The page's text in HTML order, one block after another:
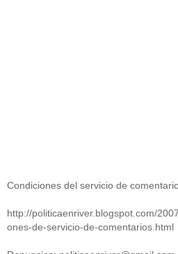
Condiciones del servicio de
http://politicaenriver.blogspot.com/
ones-de-servicio-de-comentarios.html